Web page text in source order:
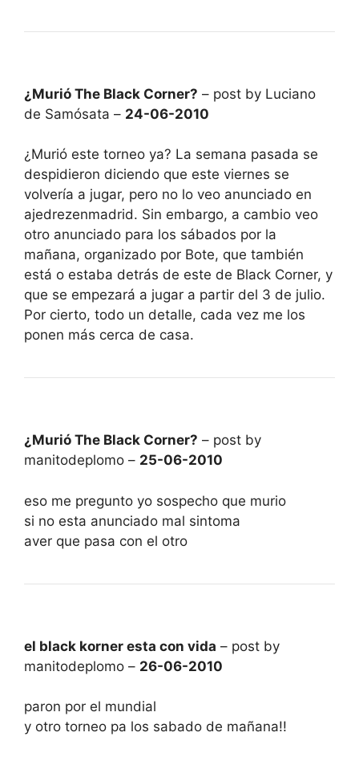
¿Murió The Black Corner? – post by Luciano
de Samósata – 24-06-2010
¿Murió este torneo ya? La semana pasada se
despidieron diciendo que este viernes se
volvería a jugar, pero no lo veo anunciado en
ajedrezenmadrid. Sin embargo, a cambio veo
otro anunciado para los sábados por la
mañana, organizado por Bote, que también
está o estaba detrás de este de Black Corner, y
que se empezará a jugar a partir del 3 de julio.
Por cierto, todo un detalle, cada vez me los
ponen más cerca de casa.
¿Murió The Black Corner? – post by
manitodeplomo – 25-06-2010
eso me pregunto yo sospecho que murio
si no esta anunciado mal sintoma
aver que pasa con el otro
el black korner esta con vida – post by
manitodeplomo – 26-06-2010
paron por el mundial
y otro torneo pa los sabado de mañana!!